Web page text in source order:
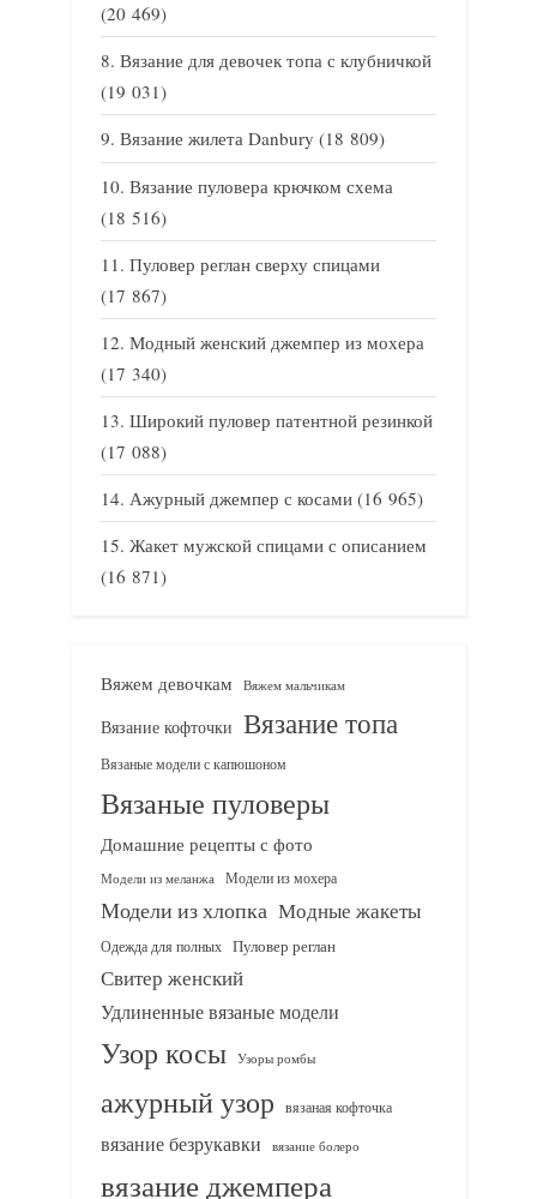
(20 469)
Вязание для девочек топа с клубничкой
(19 031)
Вязание жилета Danbury (18 809)
Вязание пуловера крючком схема
(18 516)
Пуловер реглан сверху спицами
(17 867)
Модный женский джемпер из мохера
(17 340)
Широкий пуловер патентной резинкой
(17 088)
Ажурный джемпер с косами (16 965)
Жакет мужской спицами с описанием
(16 871)
Вяжем девочкам Вяжем мальчикам
Вязание кофточки Вязание топа
Вязаные модели с капюшоном
Вязаные пуловеры
Домашние рецепты с фото
Модели из меланжа Модели из мохера
Модели из хлопка Модные жакеты
Одежда для полных Пуловер реглан
Свитер женский
Удлиненные вязаные модели
Узор косы Узоры ромбы
ажурный узор вязаная кофточка
вязание безрукавки вязание болеро
вязание джемпера